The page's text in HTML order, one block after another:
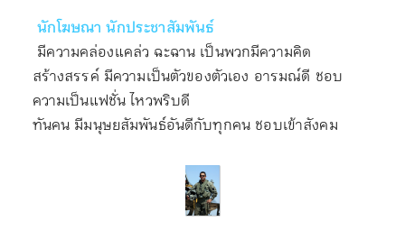
นักโฆษณา นักประชาสัมพันธ์
มีความคล่องแคล่ว ฉะฉาน เป็นพวกมีความคิด
สร้างสรรค์ มีความเป็นตัวของตัวเอง อารมณ์ดี ชอบ
ความเป็นแฟชั่น ไหวพริบดี
ทันคน มีมนุษยสัมพันธ์อันดีกับทุกคน ชอบเข้าสังคม